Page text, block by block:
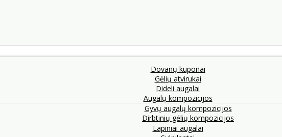
Dovanų kuponai
Gėlių atvirukai
Dideli augalai
Augalų kompozicijos
Gyvų augalų kompozicijos
Dirbtinių gėlių kompozicijos
Lapiniai augalai